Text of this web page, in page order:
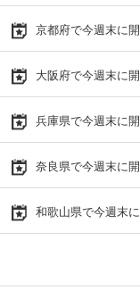
京都府で今週末に
大阪府で今週末に
兵庫県で今週末に
奈良県で今週末に
和歌山県で今週末